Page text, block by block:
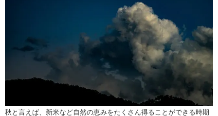
秋と言えば、新米など自然の恵みをたくさん得ることができる時期